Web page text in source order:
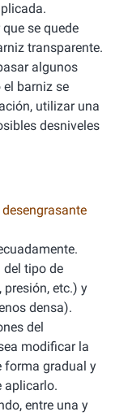
se quede
transparente.
algunos
barniz se
utilizar una
desniveles
desengrasante
del tipo de
etc.) y
densa).
del
modificar la
forma gradual y
aplicarlo.
entre una y